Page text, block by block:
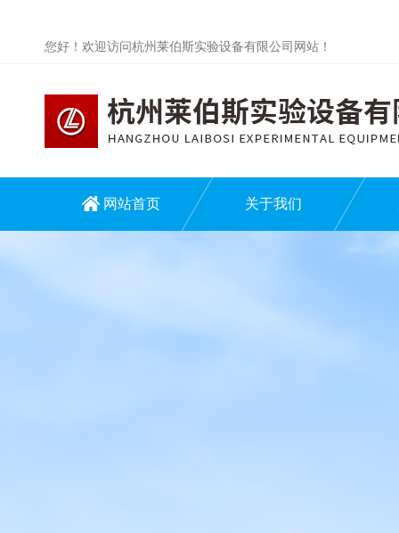
您好！欢迎访问杭州莱伯斯实验设备有限公司网站！
网站首页 关于我们